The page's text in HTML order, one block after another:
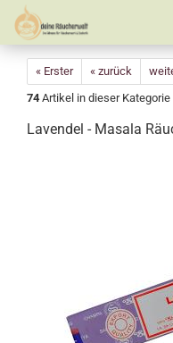
« Erster « zurück
74 Artikel in dieser Kategorie
Lavendel - Masala